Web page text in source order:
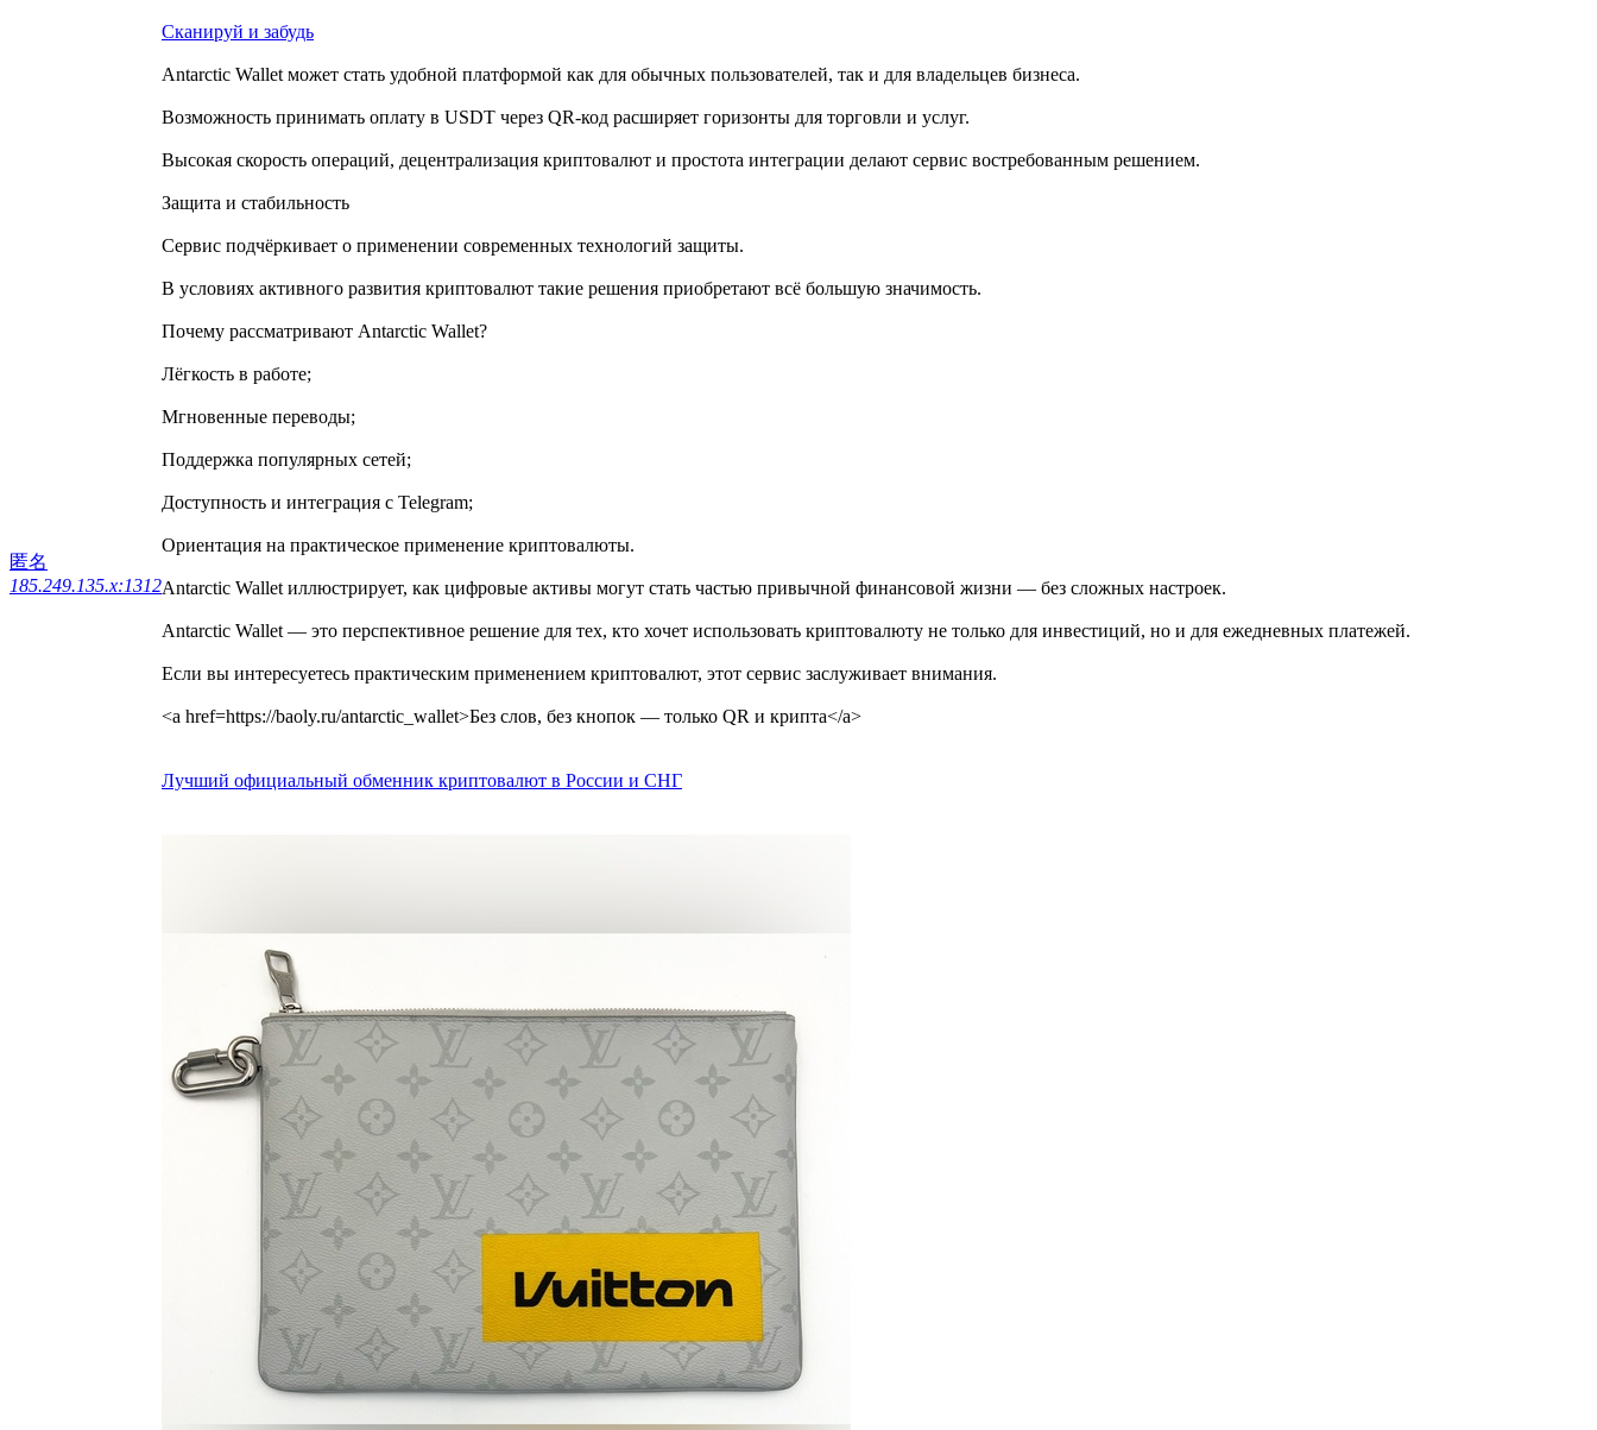
匿名
185.249.135.x:1312
Сканируй и забудь
Antarctic Wallet может стать удобной платформой как для обычных пользователей, так и для владельцев бизнеса.
Возможность принимать оплату в USDT через QR-код расширяет горизонты для торговли и услуг.
Высокая скорость операций, децентрализация криптовалют и простота интеграции делают сервис востребованным решением.
Защита и стабильность
Сервис подчёркивает о применении современных технологий защиты.
В условиях активного развития криптовалют такие решения приобретают всё большую значимость.
Почему рассматривают Antarctic Wallet?
Лёгкость в работе;
Мгновенные переводы;
Поддержка популярных сетей;
Доступность и интеграция с Telegram;
Ориентация на практическое применение криптовалюты.
Antarctic Wallet иллюстрирует, как цифровые активы могут стать частью привычной финансовой жизни — без сложных настроек.
Antarctic Wallet — это перспективное решение для тех, кто хочет использовать криптовалюту не только для инвестиций, но и для ежедневных платежей.
Если вы интересуетесь практическим применением криптовалют, этот сервис заслуживает внимания.
<a href=https://baoly.ru/antarctic_wallet>Без слов, без кнопок — только QR и крипта</a>
Лучший официальный обменник криптовалют в России и СНГ